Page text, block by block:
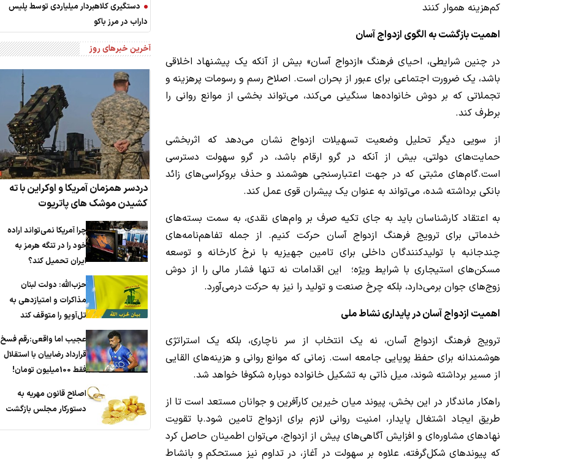
کم‌هزینه هموار کنند
اهمیت بازگشت به الگوی ازدواج آسان
در چنین شرایطی، احیای فرهنگ «ازدواج آسان» بیش از آنکه یک پیشنهاد اخلاقی
باشد، یک ضرورت اجتماعی برای عبور از بحران است. اصلاح رسم و رسومات پرهزینه و
تجملاتی که بر دوش خانواده‌ها سنگینی می‌کند، می‌تواند بخشی از موانع روانی را
برطرف کند.
از سویی دیگر تحلیل وضعیت تسهیلات ازدواج نشان می‌دهد که اثربخشی
حمایت‌های دولتی، بیش از آنکه در گرو ارقام باشد، در گرو سهولت دسترسی
است.گام‌های مثبتی که در جهت اعتبارسنجی هوشمند و حذف بروکراسی‌های زائد
بانکی برداشته شده، می‌تواند به عنوان یک پیشران قوی عمل کند.
به اعتقاد کارشناسان باید به جای تکیه صرف بر وام‌های نقدی، به سمت بسته‌های
خدماتی برای ترویج فرهنگ ازدواج آسان حرکت کنیم. از جمله تفاهم‌نامه‌های
چندجانبه با تولیدکنندگان داخلی برای تامین جهیزیه با نرخ کارخانه و توسعه
مسکن‌های استیجاری با شرایط ویژه؛ این اقدامات نه تنها فشار مالی را از دوش
زوج‌های جوان برمی‌دارد، بلکه چرخ صنعت و تولید را نیز به حرکت درمی‌آورد.
اهمیت ازدواج آسان در پایداری نشاط ملی
ترویج فرهنگ ازدواج آسان، نه یک انتخاب از سر ناچاری، بلکه یک استراتژی
هوشمندانه برای حفظ پویایی جامعه است. زمانی که موانع روانی و هزینه‌های القایی
از مسیر برداشته شوند، میل ذاتی به تشکیل خانواده دوباره شکوفا خواهد شد.
راهکار ماندگار در این بخش، پیوند میان خیرین کارآفرین و جوانان مستعد است تا از
طریق ایجاد اشتغال پایدار، امنیت روانی لازم برای ازدواج تامین شود.با تقویت
نهادهای مشاوره‌ای و افزایش آگاهی‌های پیش از ازدواج، می‌توان اطمینان حاصل کرد
که پیوندهای شکل‌گرفته، علاوه بر سهولت در آغاز، در تداوم نیز مستحکم و بانشاط
دستگیری کلاهبردار میلیاردی توسط پلیس
داراب در مرز باکو
آخرین خبرهای روز
دردسر همزمان آمریکا و اوکراین با ته
کشیدن موشک های پاتریوت
چرا آمریکا نمی‌تواند اراده
خود را در تنگه هرمز به
ایران تحمیل کند؟
حزب‌الله: دولت لبنان
مذاکرات و امتیازدهی به
تل‌آویو را متوقف کند
عجیب اما واقعی:رقم فسخ
قرارداد رضاییان با استقلال
فقط 100میلیون تومان!
اصلاح قانون مهریه به
دستورکار مجلس بازگشت